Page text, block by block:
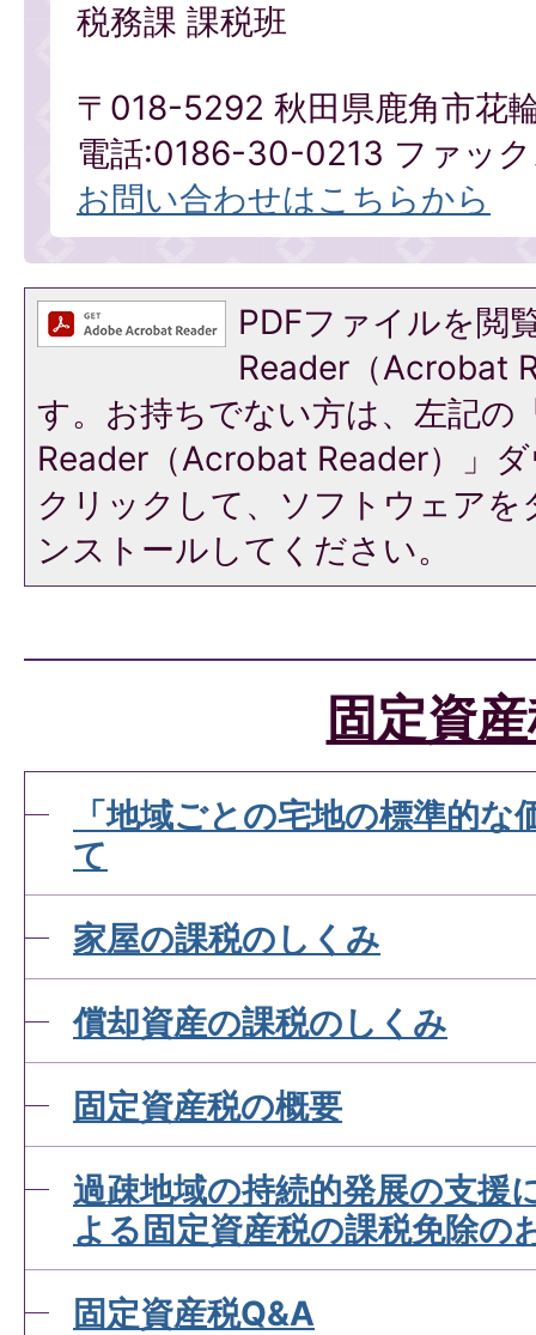
税務課 課税班
〒018-5292 秋田県鹿角市花
電話:0186-30-0213 ファッ
お問い合わせはこちらから
PDFファイルを閲
Reader（Acrobat
す。お持ちでない方は、左記の
Reader（Acrobat Reader）」
クリックして、ソフトウェア
ンストールしてください。
固定資
「地域ごとの宅地の標準的
て
家屋の課税のしくみ
償却資産の課税のしくみ
固定資産税の概要
過疎地域の持続的発展の支援
よる固定資産税の課税免除の
固定資産税Q&A